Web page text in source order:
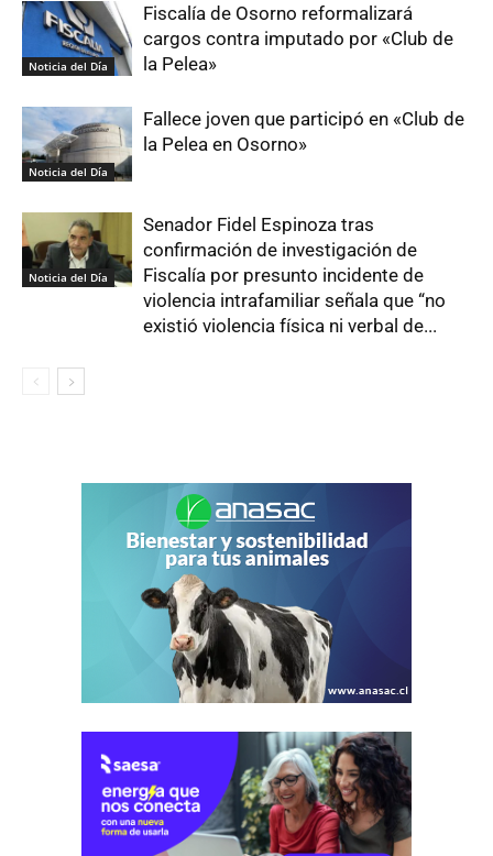
Noticia del Día
Fiscalía de Osorno reformalizará
cargos contra imputado por «Club de
la Pelea»
Noticia del Día
Fallece joven que participó en «Club de
la Pelea en Osorno»
Noticia del Día
Senador Fidel Espinoza tras
confirmación de investigación de
Fiscalía por presunto incidente de
violencia intrafamiliar señala que “no
existió violencia física ni verbal de...